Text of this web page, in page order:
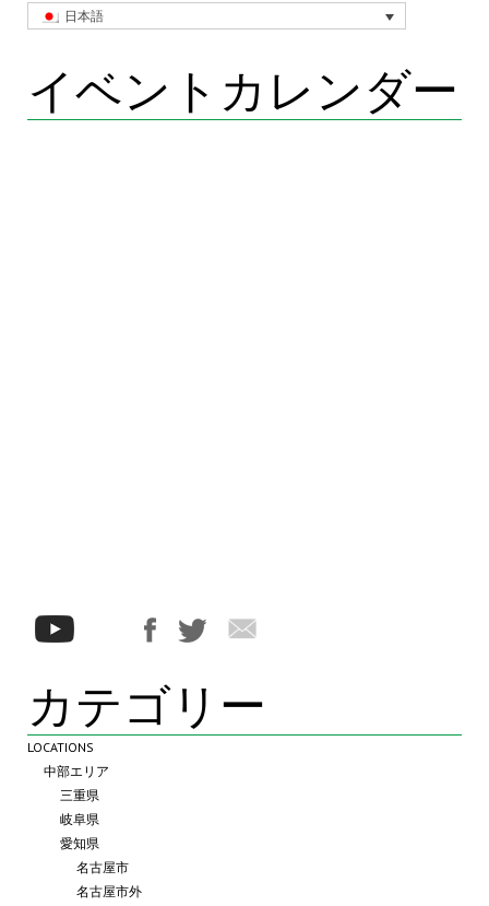
日本語
イベントカレンダー
カテゴリー
LOCATIONS
中部エリア
三重県
岐阜県
愛知県
名古屋市
名古屋市外